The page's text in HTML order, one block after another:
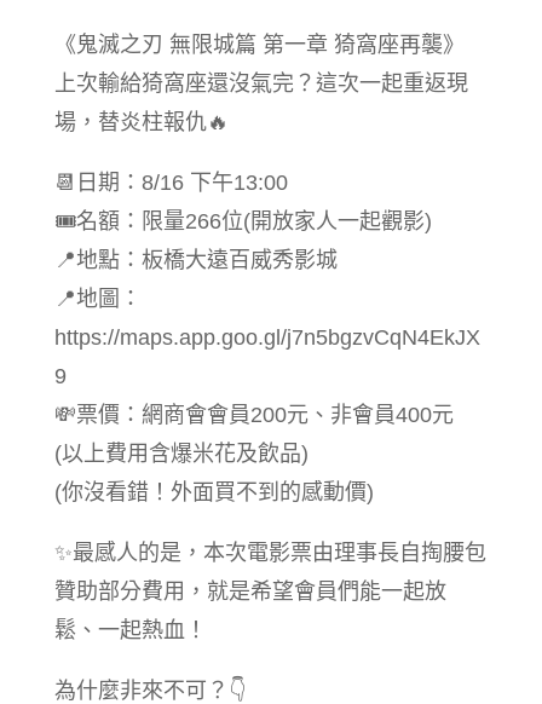
《鬼滅之刃 無限城篇 第一章 猗窩座再襲》
上次輸給猗窩座還沒氣完？這次一起重返現
場，替炎柱報仇🔥
📆日期：8/16 下午13:00
🎟名額：限量266位(開放家人一起觀影)
📍地點：板橋大遠百威秀影城
📍地圖：
https://maps.app.goo.gl/j7n5bgzvCqN4EkJX
9
💸票價：網商會會員200元、非會員400元
(以上費用含爆米花及飲品)
(你沒看錯！外面買不到的感動價)
✨最感人的是，本次電影票由理事長自掏腰包
贊助部分費用，就是希望會員們能一起放
鬆、一起熱血！
為什麼非來不可？👇